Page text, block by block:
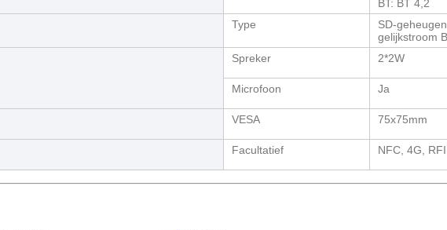
BT: BT 4,2
Type
SD-
gelijkstroom
Spreker 2*2W
Microfoon Ja
VESA 75x75mm
Facultatief NFC, 4G,